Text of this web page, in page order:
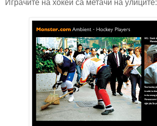
Играчите на хокей са метачи на улиците: